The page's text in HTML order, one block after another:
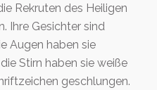
Rekruten des Heiligen
Ihre Gesichter sind
Augen haben sie
Stirn haben sie weiße
geschlungen.